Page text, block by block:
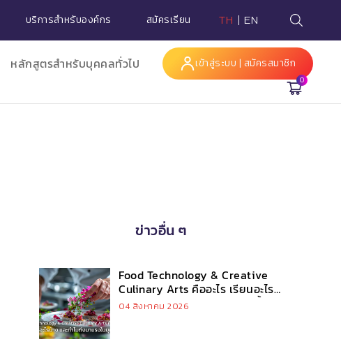
บริการสำหรับองค์กร สมัครเรียน TH EN
หลักสูตรสำหรับบุคคลทั่วไป เข้าสู่ระบบ | สมัครสมาชิก
0
ข่าวอื่น ๆ
Food Technology & Creative
Culinary Arts คืออะไร เรียนอะไร
บ้าง และทำไมถึงมาแรงในยุคนี้
04 สิงหาคม 2026